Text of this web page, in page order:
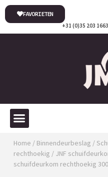
+31 (0)35 203 1663
FAVORIETEN
Home / Binnendeurbeslag /
rechthoekig / JNF
schuifdeurkom rechthoekig